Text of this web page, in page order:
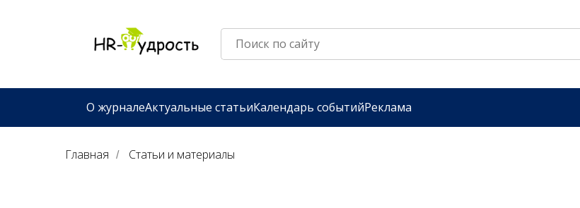
О журналеАктуальные статьиКалендарь событийРеклама
Главная / Статьи и материалы